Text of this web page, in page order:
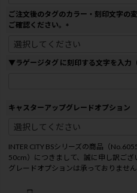
須
ご注文後のタグのカラー・刻印文字の
ご確認ください。
必
須
▼ラゲージタグ に刻印する文字を入力
キャスターアップグレードオプション
INTER CITY BSシリーズの商品（
50cm）につきまして、誠に申し訳ご
グレードオプションは承っておりませ